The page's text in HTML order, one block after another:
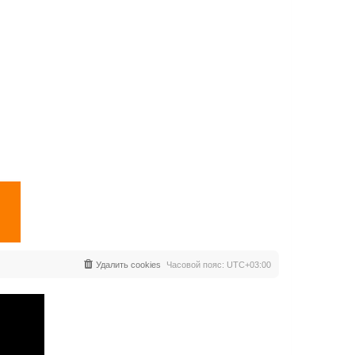
Часовой пояс: UTC+03:00
Удалить cookies